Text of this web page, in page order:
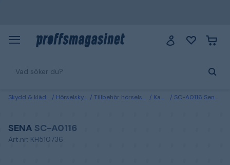
Skydd & kläder Hörselskydd Tillbehör hörselskydd Kablar SC-A0116 Sena Kabel
SENA SC-A0116
Art.nr: KH510736